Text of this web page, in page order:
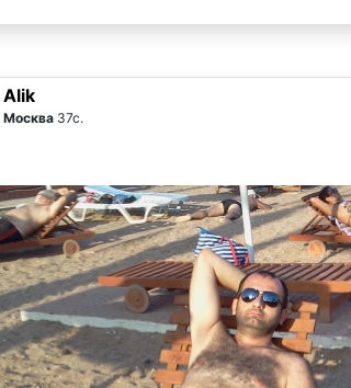
Alik
Москва 37с.